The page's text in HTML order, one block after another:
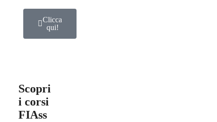
Clicca
qui!
Scopri
i corsi
FIAss